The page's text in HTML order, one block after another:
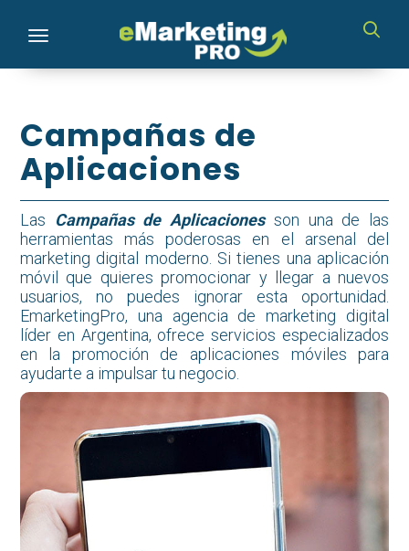
Toggle navigation
Campañas de
Aplicaciones
Las Campañas de Aplicacionesson una de las
herramientas más poderosas en el arsenal del
marketing digital moderno. Si tienes una aplicación
móvil que quieres promocionar y llegar a nuevos
usuarios, no puedes ignorar esta oportunidad.
EmarketingPro, una agencia de marketing digital
líder en Argentina, ofrece servicios especializados
en la promoción de aplicaciones móviles para
ayudarte a impulsar tu negocio.